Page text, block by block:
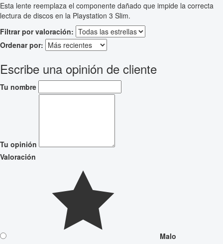
Esta lente reemplaza el componente dañado que impide la correcta
lectura de discos en la Playstation 3 Slim.
Filtrar por valoración:
Ordenar por:
Escribe una opinión de cliente
Tu nombre
Tu opinión
Valoración
Malo